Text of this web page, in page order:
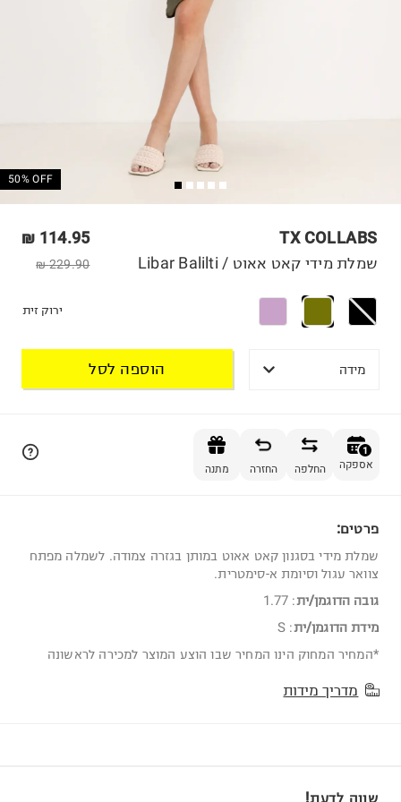
50% OFF
TX COLLABS
114.95 ₪
229.90 ₪ שמלת מידי קאט אאוט / Libar Balilti
ירוק זית
מידה הוספה לסל
1
אספקה החלפה החזרה מתנה
פרטים:
שמלת מידי בסגנון קאט אאוט במותן בגזרה צמודה. לשמלה מפתח
צוואר עגול וסיומת א-סימטרית.
גובה הדוגמן/ית:
1.77
מידת הדוגמן/ית:
S
*המחיר המחוק הינו המחיר שבו הוצע המוצר למכירה לראשונה
מדריך מידות
שווה לדעת!